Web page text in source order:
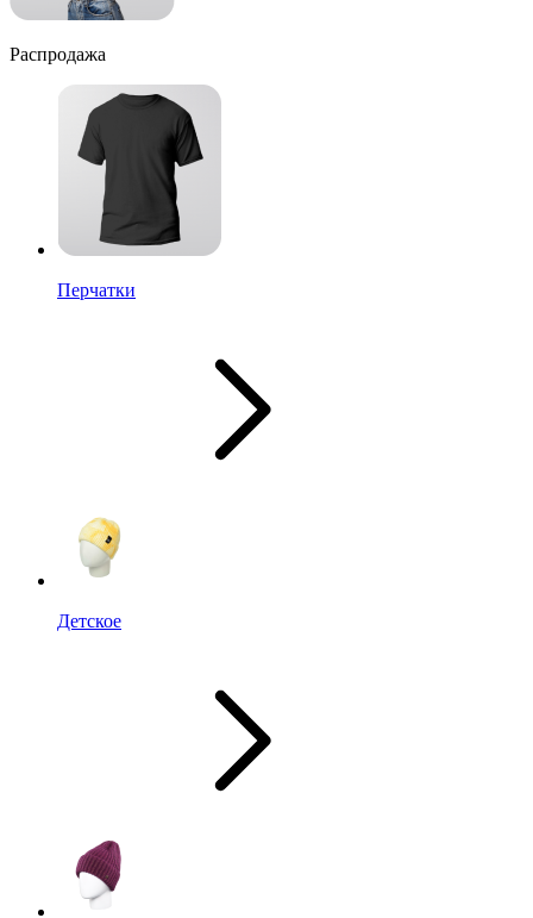
Распродажа
Перчатки
Детское